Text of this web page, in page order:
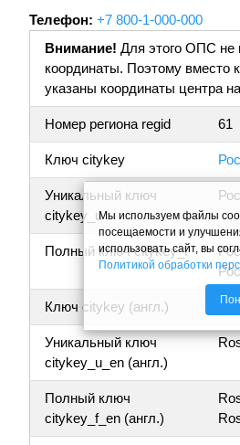
Телефон: +7 800-1-000-000
Внимание! Для этого ОПС не
координаты. Поэтому вместо
указаны координаты центра
Номер региона regid 61
Ключ citykey
Уникальный ключ
citykey_u
Полный ключ citykey_f
Ключ citykey (англ.)
Уникальный ключ
citykey_u_en (англ.)
Полный ключ
citykey_f_en (англ.)
Мы используем файлы
посещаемости и
использовать сайт, вы
Политикой обработки